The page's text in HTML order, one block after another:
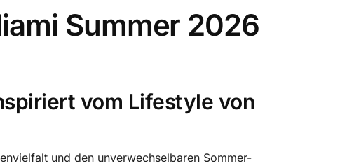
Summer 2026
vom Lifestyle von
und den unverwechselbaren Sommer-